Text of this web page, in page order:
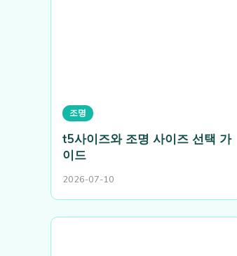
조명
t5사이즈와 조명 사이즈 선택 가
이드
2026-07-10